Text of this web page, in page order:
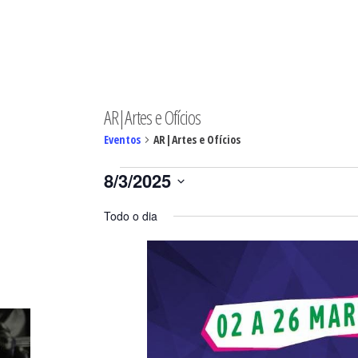
AR|Artes e Ofícios
Eventos AR|Artes e Ofícios
Eventos
for
08/03/2025
8/3/2025
Todo o dia